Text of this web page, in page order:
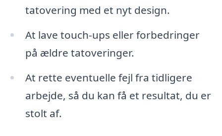
tatovering med et nyt design.
At lave touch-ups eller forbedringer
på ældre tatoveringer.
At rette eventuelle fejl fra tidligere
arbejde, så du kan få et resultat, du er
stolt af.